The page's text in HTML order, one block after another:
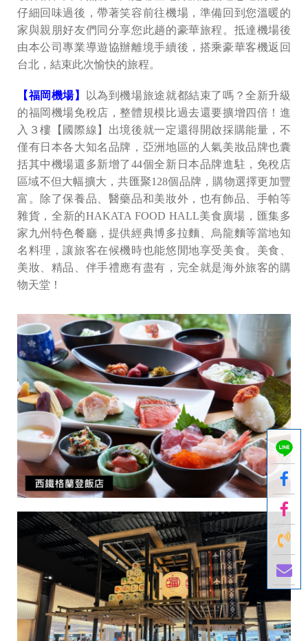
仔細回味過後，帶著笑容前往機場，準備回到您溫暖的
家與親朋好友們同分享您此趟的豪華旅程。抵達機場後
由本公司專業導遊協辦離境手續後，搭乘豪華客機返回
台北，結束此次愉快的旅程。
【福岡機場】
以為到機場旅途就都結束了嗎？全新升級
的福岡機場免稅店，整體規模比過去還要擴增四倍！進
入３樓【國際線】出境後就一定還得開啟採購能量，不
僅有日本各大知名品牌，亞洲地區的人氣美妝品牌也囊
括其中機場還多新增了44個全新日本品牌進駐，免稅店
區域不但大幅擴大，共匯聚128個品牌，購物選擇更加豐
富。除了保養品、醫藥品和美妝外，也有飾品、手帕等
雜貨，全新的HAKATA FOOD HALL美食廣場，匯集多
家九州特色餐廳，提供經典博多拉麵、烏龍麵等當地知
名料理，讓旅客在候機時也能悠閒地享受美食。美食、
美妝、精品、伴手禮應有盡有，完全就是海外旅客的購
物天堂！